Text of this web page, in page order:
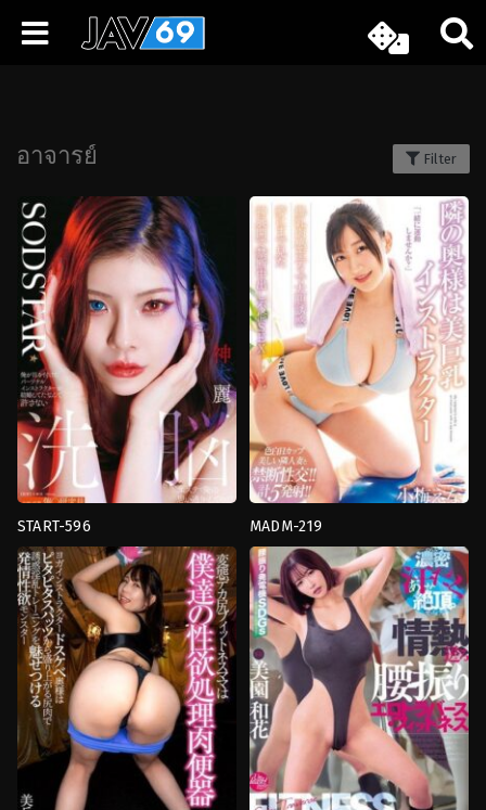
อาจารย์ Filter
START-596
เดี่ยว,น้ำ
แตก,อาจารย์,เมีย
มีชู้
SOD
Create
MADM-219
Butt,Married,การ
ช่วย
ตัว
เอง,งาน
เดี่ยว,นม
ใหญ่
น้ำ
แตก,บรรยากาศ,หน้า
สวย,อาจารย์
มีชู้ แตก
น้ำ
พุ่ง
Crystal
Video